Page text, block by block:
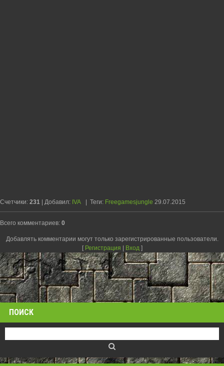
Счетчики: 231 Добавил: IVA Теги: Freegamesjungle 29.07.2015
Всего комментариев: 0
Добавлять комментарии могут только зарегистрированные пользователи.
[ Регистрация Вход]
ПОИСК